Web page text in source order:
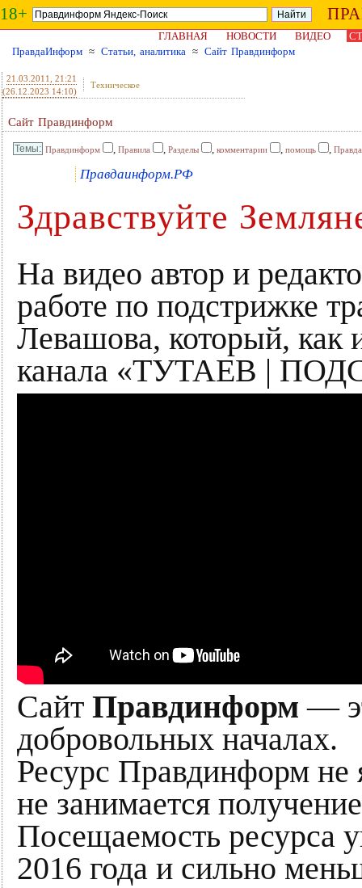
18+
ГЛАВНАЯ НОВОСТИ ВИДЕО
ПравдаИнформ ≈ Статьи, аналитика ≈ Сайт Правдинформ
21.03.2011
, 21:21
(26.12.2023 14:10)
Техническое
Сайт Правдинформ
Правдинформ , Правила , Разделы , комментарии , помощь ,
Правдаинформ.РФ
Здравствуйте
На видео автор и
работе по подстрижке
Левашова, который, как
канала «ТУТАЕВ |
Сайт Правдинформ —
добровольных началах.
Ресурс Правдинформ не
не занимается
Посещаемость ресурса
2016 года и сильно